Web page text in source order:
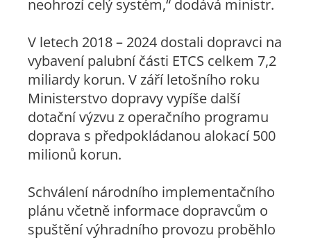
neohrozí celý systém,“ dodává ministr.
V letech 2018 – 2024 dostali dopravci na
vybavení palubní části ETCS celkem 7,2
miliardy korun. V září letošního roku
Ministerstvo dopravy vypíše další
dotační výzvu z operačního programu
doprava s předpokládanou alokací 500
milionů korun.
Schválení národního implementačního
plánu včetně informace dopravcům o
spuštění výhradního provozu proběhlo